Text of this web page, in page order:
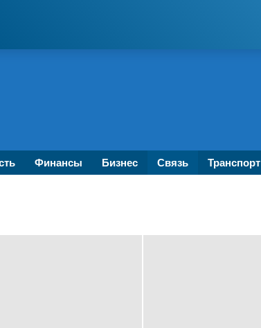
Финансы Бизнес Связь Транспорт